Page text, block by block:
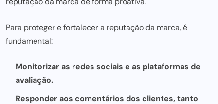
Para proteger e fortalecer a reputação da marca, é
fundamental:
Monitorizar as redes sociais e as plataformas de
avaliação.
Responder aos comentários dos clientes, tanto